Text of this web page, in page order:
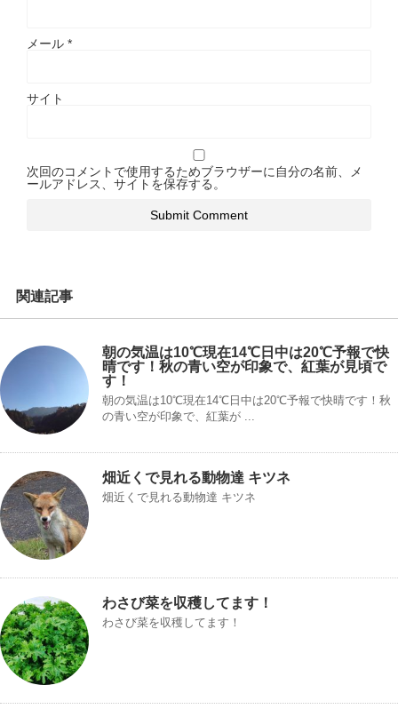
メール *
サイト
次回のコメントで使用するためブラウザーに自分の名前、メ
ールアドレス、サイトを保存する。
関連記事
朝の気温は10℃現在14℃日中は20℃予報で快
晴です！秋の青い空が印象で、紅葉が見頃で
す！
朝の気温は10℃現在14℃日中は20℃予報で快晴です！秋
の青い空が印象で、紅葉が ...
畑近くで見れる動物達 キツネ
畑近くで見れる動物達 キツネ
わさび菜を収穫してます！
わさび菜を収穫してます！